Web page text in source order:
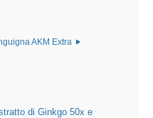
AKM Extra